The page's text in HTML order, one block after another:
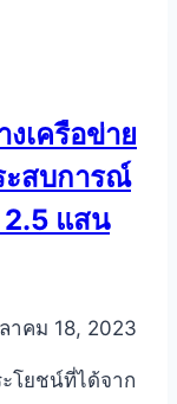
เครือข่าย
ะสบการณ์
2.5 แสน
าคม 18, 2023
โยชน์ที่ได้จาก